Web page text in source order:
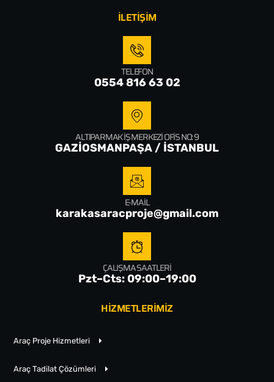
İLETİŞİM
TELEFON
0554 816 63 02
ALTIPARMAK İŞ MERKEZI OFIS NO: 9
GAZİOSMANPAŞA / İSTANBUL
E-MAIL
karakasaracproje@gmail.com
ÇALIŞMA SAATLERI
Pzt–Cts: 09:00–19:00
HİZMETLERİMİZ
Araç Proje Hizmetleri
Araç Tadilat Çözümleri